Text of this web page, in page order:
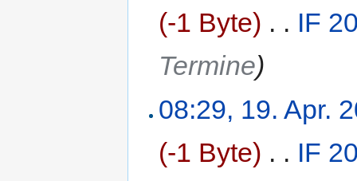
(-1 Byte) . . IF
Termine)
08:29, 19. Apr.
(-1 Byte) . . IF